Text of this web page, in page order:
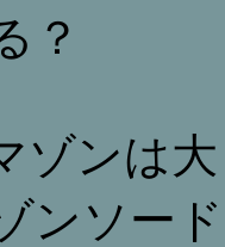
？
ゾンは
ンソー